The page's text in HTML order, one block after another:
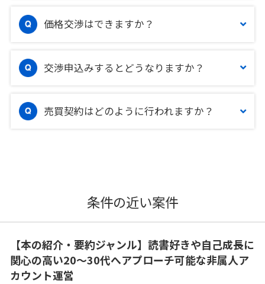
価格交渉はできますか？
交渉申込みするとどうなりますか？
売買契約はどのように行われますか？
条件の近い案件
【本の紹介・要約ジャンル】読書好きや自己成長に
関心の高い20〜30代へアプローチ可能な非属人ア
カウント運営